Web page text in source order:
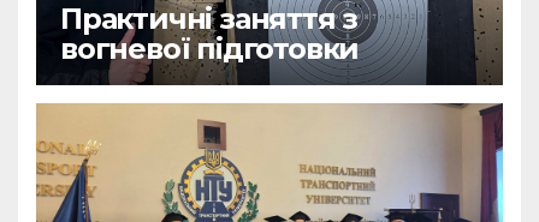
Практичні заняття з
вогневої підготовки